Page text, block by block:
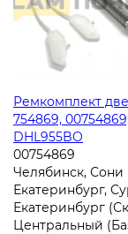
Ремкомплект
754869,
DHL955BO
00754869
Челябинск,
Екатеринбург,
Екатеринбург
Центральный